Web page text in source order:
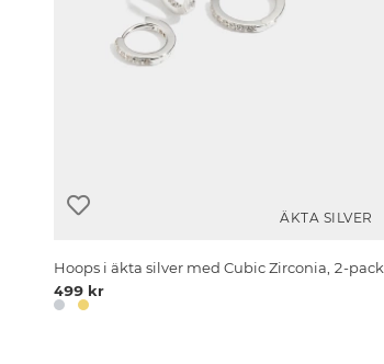
ÄKTA SILVER
Hoops i äkta silver med Cubic Zirconia, 2-pack
499 kr